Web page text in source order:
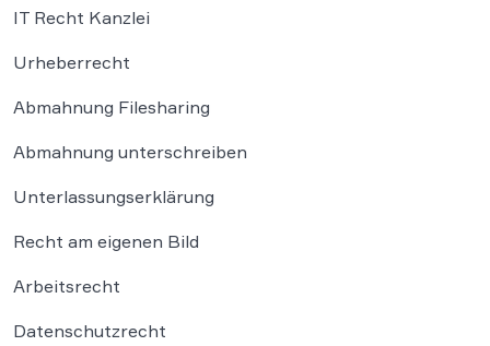
IT Recht Kanzlei
Urheberrecht
Abmahnung Filesharing
Abmahnung unterschreiben
Unterlassungserklärung
Recht am eigenen Bild
Arbeitsrecht
Datenschutzrecht